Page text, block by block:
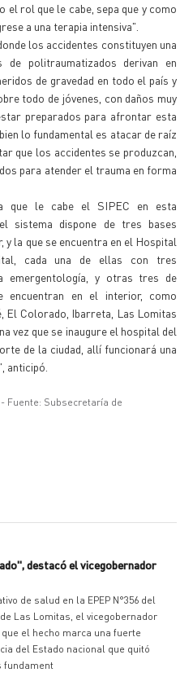
el rol que le cabe, sepa que y como
a una terapia intensiva".
los accidentes constituyen una
de politraumatizados derivan en
de gravedad en todo el país y
todo de jóvenes, con daños muy
preparados para afrontar esta
lo fundamental es atacar de raíz
que los accidentes se produzcan,
para atender el trauma en forma
que le cabe el SIPEC en esta
sistema dispone de tres bases
la que se encuentra en el Hospital
cada una de ellas con tres
emergentología, y otras tres de
encuentran en el interior, como
El Colorado, Ibarreta, Las Lomitas
vez que se inaugure el hospital del
de la ciudad, allí funcionará una
anticipó.
- Fuente: Subsecretaría de
destacó el vicegobernador
de salud en la EPEP N°356 del
Las Lomitas, el vicegobernador
el hecho marca una fuerte
del Estado nacional que quitó
fundament